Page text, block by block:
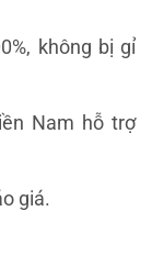
không bị gỉ
Nam hỗ trợ
giá.